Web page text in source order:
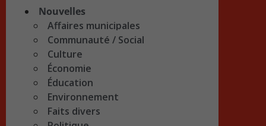
Nouvelles
Affaires municipales
Communauté / Social
Culture
Économie
Éducation
Environnement
Faits divers